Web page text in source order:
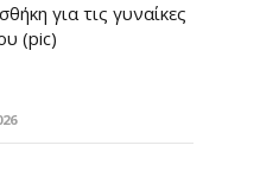
για τις γυναίκες
(pic)